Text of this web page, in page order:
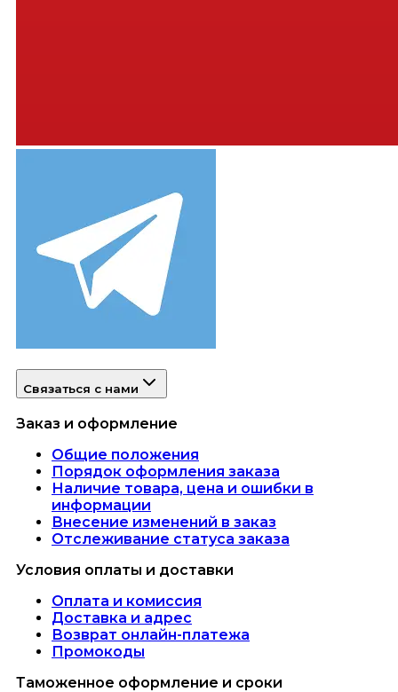
Связаться с нами
Заказ и оформление
Общие положения
Порядок оформления заказа
Наличие товара, цена и ошибки в
информации
Внесение изменений в заказ
Отслеживание статуса заказа
Условия оплаты и доставки
Оплата и комиссия
Доставка и адрес
Возврат онлайн-платежа
Промокоды
Таможенное оформление и сроки